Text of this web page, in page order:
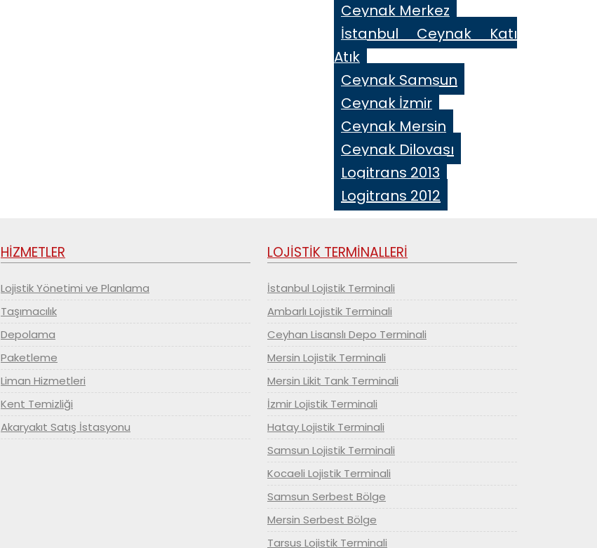
Ceynak Merkez
İstanbul Ceynak Katı
Atık
Ceynak Samsun
Ceynak İzmir
Ceynak Mersin
Ceynak Dilovası
Logitrans 2013
Logitrans 2012
HİZMETLER
Lojistik Yönetimi ve Planlama
Taşımacılık
Depolama
Paketleme
Liman Hizmetleri
Kent Temizliği
Akaryakıt Satış İstasyonu
LOJİSTİK TERMİNALLERİ
İstanbul Lojistik Terminali
Ambarlı Lojistik Terminali
Ceyhan Lisanslı Depo Terminali
Mersin Lojistik Terminali
Mersin Likit Tank Terminali
İzmir Lojistik Terminali
Hatay Lojistik Terminali
Samsun Lojistik Terminali
Kocaeli Lojistik Terminali
Samsun Serbest Bölge
Mersin Serbest Bölge
Tarsus Lojistik Terminali